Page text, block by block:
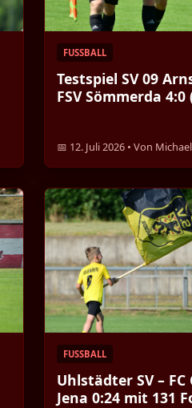
FUSSBALL
Testspiel SV 09
FSV Sömmerda 4:0
📅 12. Juli 2026 • Von Michael
FUSSBALL
Uhlstädter SV – FC
Jena 0:24 mit 131